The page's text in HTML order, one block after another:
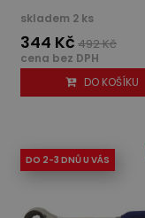
skladem 2 ks
344 Kč 492 Kč
cena bez DPH
DO KOŠÍKU
DO 2-3 DNŮ U VÁS